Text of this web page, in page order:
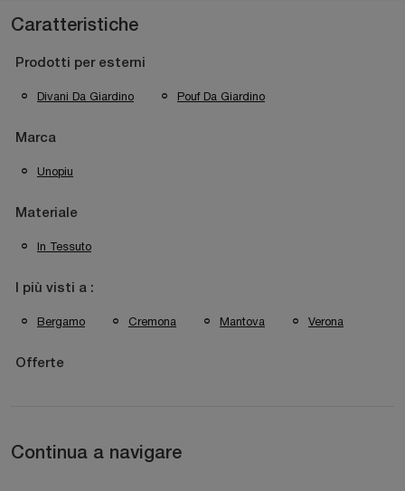
Caratteristiche
Prodotti per esterni
Divani Da Giardino Pouf Da Giardino
Marca
Unopiu
Materiale
In Tessuto
I più visti a :
Bergamo Cremona Mantova Verona
Offerte
Continua a navigare